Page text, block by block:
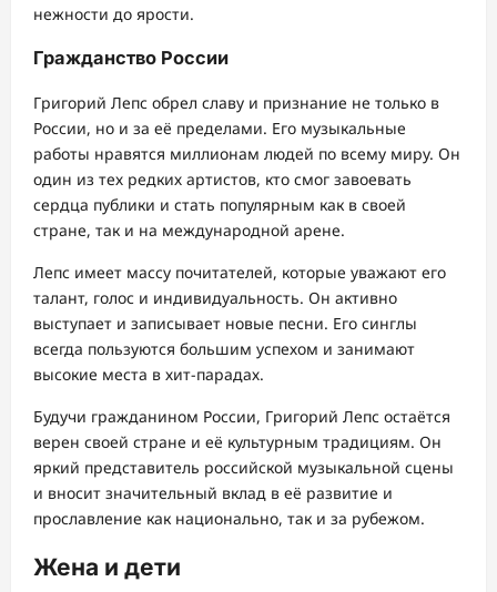
нежности до ярости.
Гражданство России
Григорий Лепс обрел славу и признание не только в
России, но и за её пределами. Его музыкальные
работы нравятся миллионам людей по всему миру. Он
один из тех редких артистов, кто смог завоевать
сердца публики и стать популярным как в своей
стране, так и на международной арене.
Лепс имеет массу почитателей, которые уважают его
талант, голос и индивидуальность. Он активно
выступает и записывает новые песни. Его синглы
всегда пользуются большим успехом и занимают
высокие места в хит-парадах.
Будучи гражданином России, Григорий Лепс остаётся
верен своей стране и её культурным традициям. Он
яркий представитель российской музыкальной сцены
и вносит значительный вклад в её развитие и
прославление как национально, так и за рубежом.
Жена и дети